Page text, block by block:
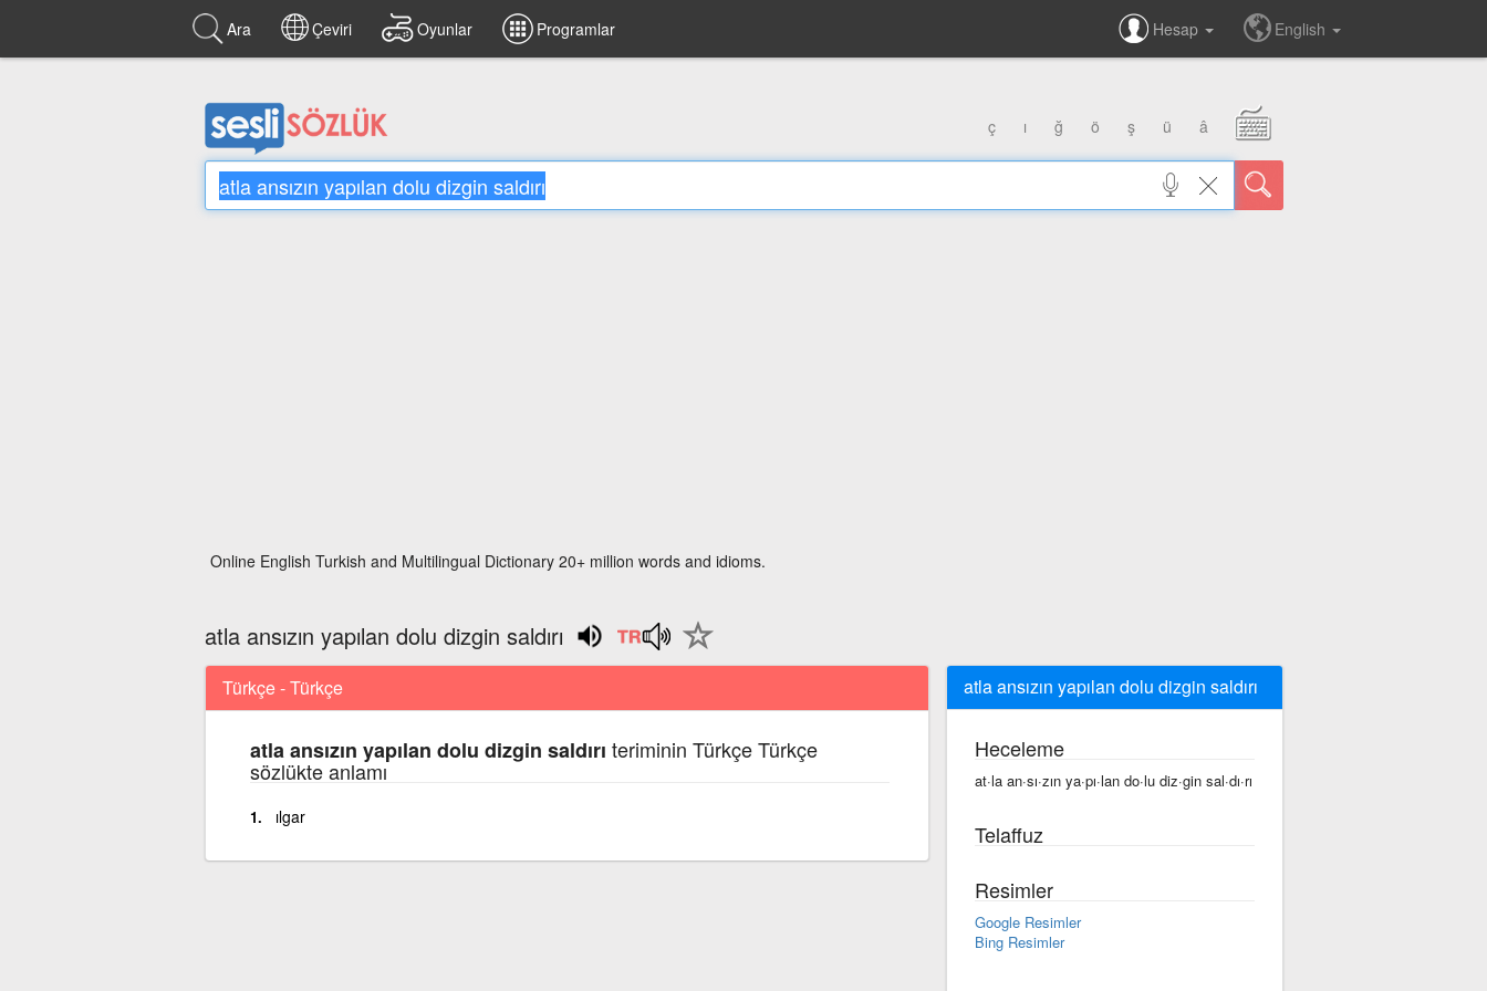
Ara Çeviri Oyunlar Programlar Hesap English
ç ı ğ ö ş ü â
Online English Turkish and Multilingual Dictionary 20+ million words and idioms.
atla ansızın yapılan dolu dizgin saldırı
Türkçe - Türkçe
atla ansızın yapılan dolu dizgin saldırı teriminin Türkçe Türkçe
sözlükte anlamı
ılgar
atla ansızın yapılan dolu dizgin saldırı
Heceleme
at·la an·sı·zın ya·pı·lan do·lu diz·gin sal·dı·rı
Telaffuz
Resimler
Google Resimler
Bing Resimler